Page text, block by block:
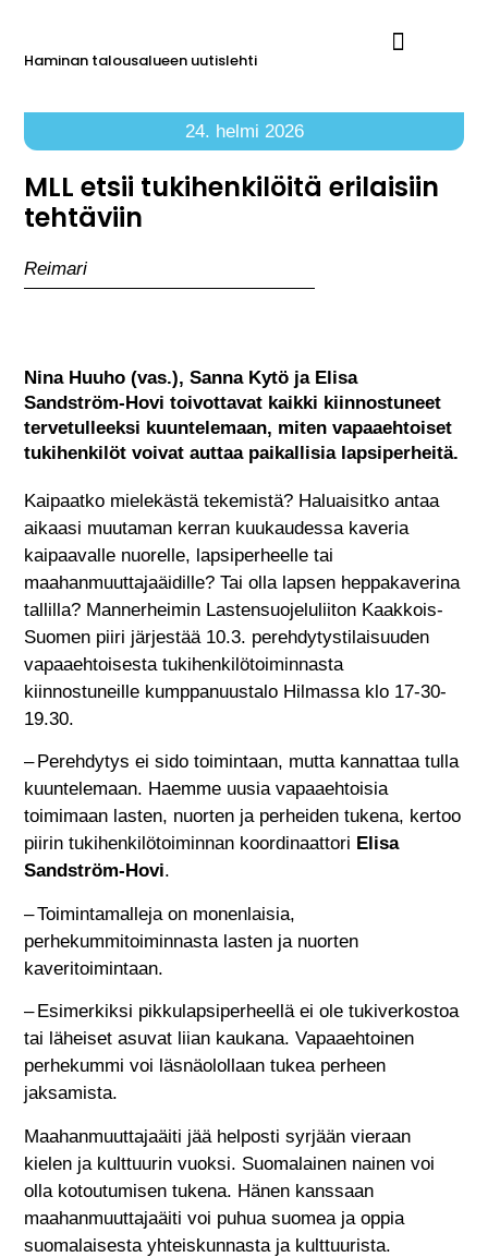
Haminan talousalueen uutislehti
24. helmi 2026
MLL etsii tukihenkilöitä erilaisiin
tehtäviin
Reimari
Nina Huuho (vas.), Sanna Kytö ja Elisa
Sandström-Hovi toivottavat kaikki kiinnostuneet
tervetulleeksi kuuntelemaan, miten vapaaehtoiset
tukihenkilöt voivat auttaa paikallisia lapsiperheitä.
Kaipaatko mielekästä tekemistä? Haluaisitko antaa
aikaasi muutaman kerran kuukaudessa kaveria
kaipaavalle nuorelle, lapsiperheelle tai
maahanmuuttajaäidille? Tai olla lapsen heppakaverina
tallilla? Mannerheimin Lastensuojeluliiton Kaakkois-
Suomen piiri järjestää 10.3. perehdytystilaisuuden
vapaaehtoisesta tukihenkilötoiminnasta
kiinnostuneille kumppanuustalo Hilmassa klo 17-30-
19.30.
– Perehdytys ei sido toimintaan, mutta kannattaa tulla
kuuntelemaan. Haemme uusia vapaaehtoisia
toimimaan lasten, nuorten ja perheiden tukena, kertoo
piirin tukihenkilötoiminnan koordinaattori Elisa
Sandström-Hovi.
– Toimintamalleja on monenlaisia,
perhekummitoiminnasta lasten ja nuorten
kaveritoimintaan.
– Esimerkiksi pikkulapsiperheellä ei ole tukiverkostoa
tai läheiset asuvat liian kaukana. Vapaaehtoinen
perhekummi voi läsnäolollaan tukea perheen
jaksamista.
Maahanmuuttajaäiti jää helposti syrjään vieraan
kielen ja kulttuurin vuoksi. Suomalainen nainen voi
olla kotoutumisen tukena. Hänen kanssaan
maahanmuuttajaäiti voi puhua suomea ja oppia
suomalaisesta yhteiskunnasta ja kulttuurista.